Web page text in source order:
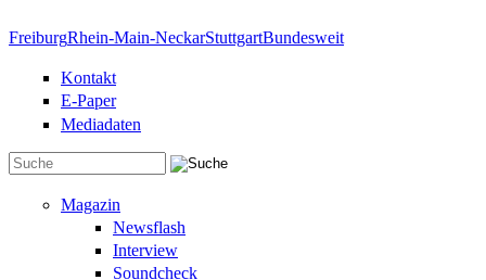
FreiburgRhein-Main-NeckarStuttgartBundesweit
Kontakt
E-Paper
Mediadaten
Magazin
Newsflash
Interview
Soundcheck